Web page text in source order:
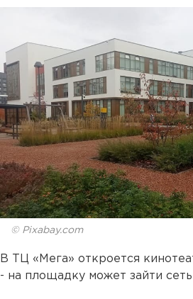
© Pixabay.com
В ТЦ «Мега» откроется
- на площадку может зайти